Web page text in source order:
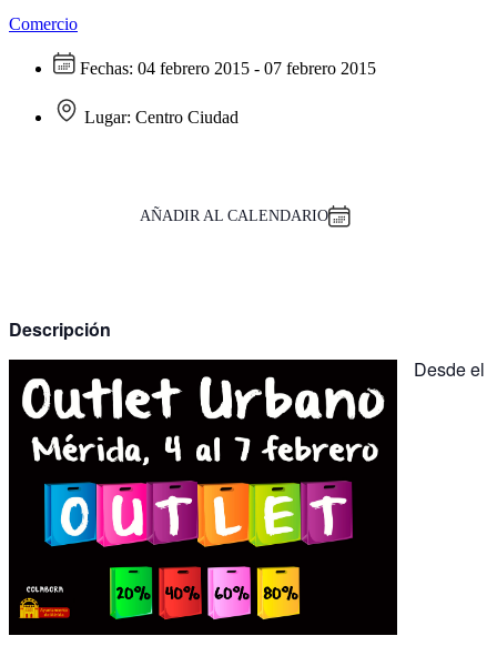
Comercio
Fechas: 04 febrero 2015 - 07 febrero 2015
Lugar: Centro Ciudad
AÑADIR AL CALENDARIO
Descripción
Desde el